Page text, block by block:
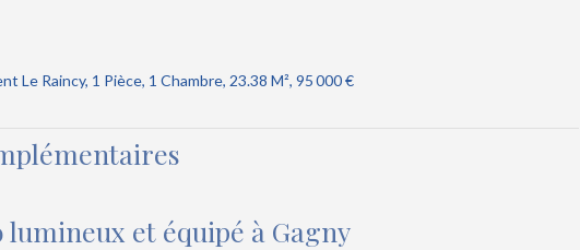
Le Raincy, 1 Pièce, 1 Chambre, 23.38 M², 95 000 €
et équipé à Gagny